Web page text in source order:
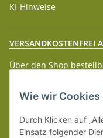
KI-Hinweise
VERSANDKOSTENFREI
Über den Shop
wir innerhalb
versandkostenfrei.
Weitere
und
Wie wir Cookies
Durch Klicken auf
Einsatz folgender